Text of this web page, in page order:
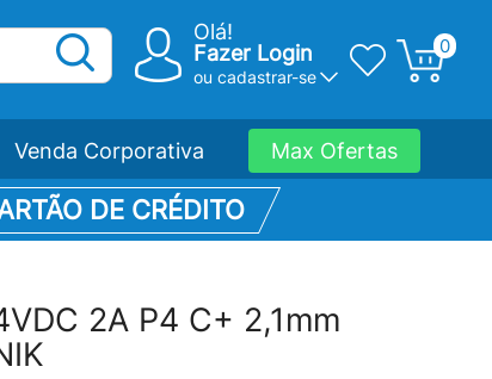
Olá!
Fazer Login
ou cadastrar-se
0
Venda Corporativa Max Ofertas
DE CRÉDITO
2A P4 C+ 2,1mm